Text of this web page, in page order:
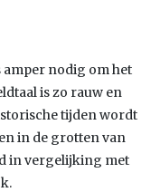
amper nodig om het
is zo rauw en
tijden wordt
in de grotten van
in vergelijking met